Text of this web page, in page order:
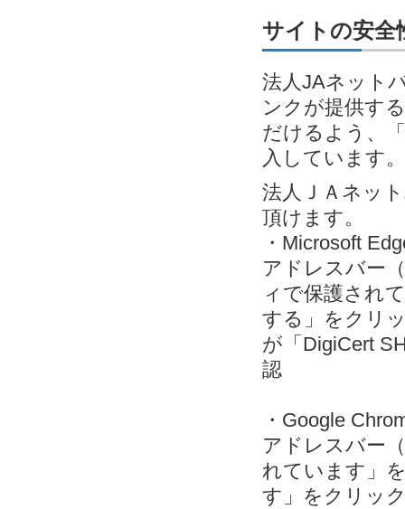
サイトの安全
法人JAネット
ンクが提供す
だけるよう、
入しています。
法人ＪＡネッ
頂けます。
・Microsoft
アドレスバー
ィで保護され
する」をクリ
が「DigiCert
認
・Google
アドレスバー
れています」
す」をクリッ